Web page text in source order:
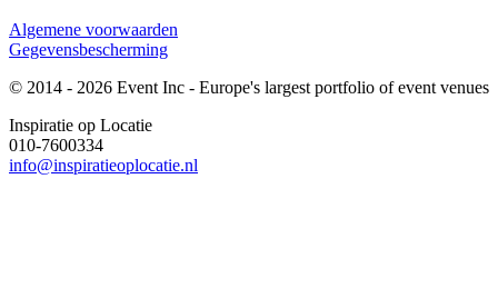
Algemene voorwaarden
Gegevensbescherming
© 2014 - 2026 Event Inc - Europe's largest portfolio of event venues
Inspiratie op Locatie
010-7600334
info@inspiratieoplocatie.nl